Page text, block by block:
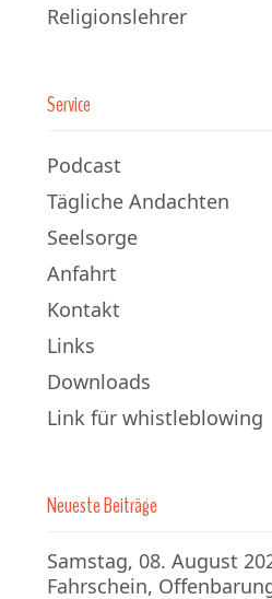
Religionslehrer
Service
Podcast
Tägliche Andachten
Seelsorge
Anfahrt
Kontakt
Links
Downloads
Link für whistleblowing
Neueste Beiträge
Samstag, 08. August
Fahrschein,